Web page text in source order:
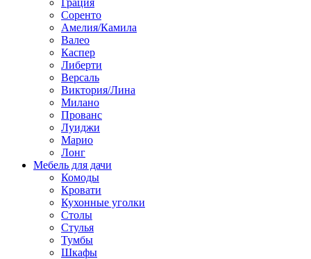
Грация
Соренто
Амелия/Камила
Валео
Каспер
Либерти
Версаль
Виктория/Лина
Милано
Прованс
Луиджи
Марио
Лонг
Мебель для дачи
Комоды
Кровати
Кухонные уголки
Столы
Стулья
Тумбы
Шкафы